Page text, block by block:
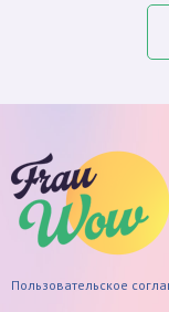
Пользовательское